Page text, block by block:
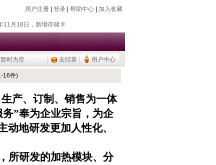
用户注册 登录 帮助中心 加入收藏
7月26日，新增除静电器
11月18日，新增存储卡
9月20日，烧瓶塞降价
9月10日，调整加热模块目录
，U盘/移动硬盘
7月26日，新增除静电器
9月20日，烧瓶塞降价
9月10日，调整加热模块目录
品，U盘/移动硬盘
时为空 去结算 用户中心
16件)
产、订制、销售为一体
务”奉为企业宗旨，为企
地研发更加人性化、
所研发的加热模块、分